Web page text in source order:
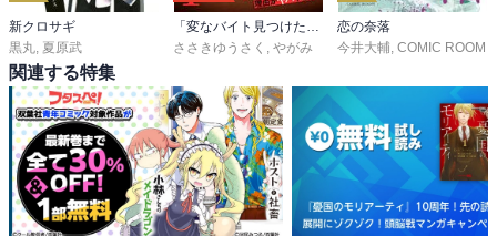
新クロサギ
黒丸 夏原武
ささきゆうさく
やがみ
恋の奈落
今井大輔 COMIC ROOM
関連する特集